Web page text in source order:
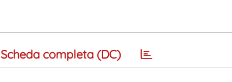
Scheda completa (DC)